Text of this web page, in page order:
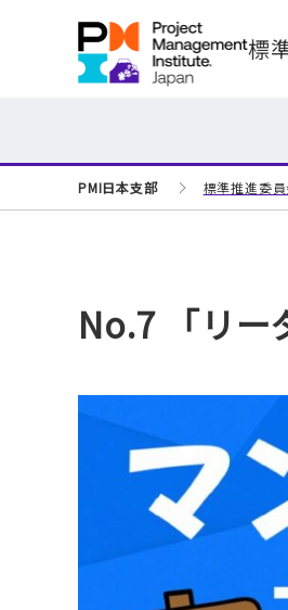
標
PMI日本支部 標準推進委
No.7 「リー